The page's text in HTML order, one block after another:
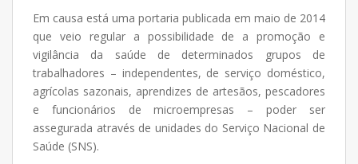
Em causa está uma portaria publicada em maio de 2014
que veio regular a possibilidade de a promoção e
vigilância da saúde de determinados grupos de
trabalhadores – independentes, de serviço doméstico,
agrícolas sazonais, aprendizes de artesãos, pescadores
e funcionários de microempresas – poder ser
assegurada através de unidades do Serviço Nacional de
Saúde (SNS).